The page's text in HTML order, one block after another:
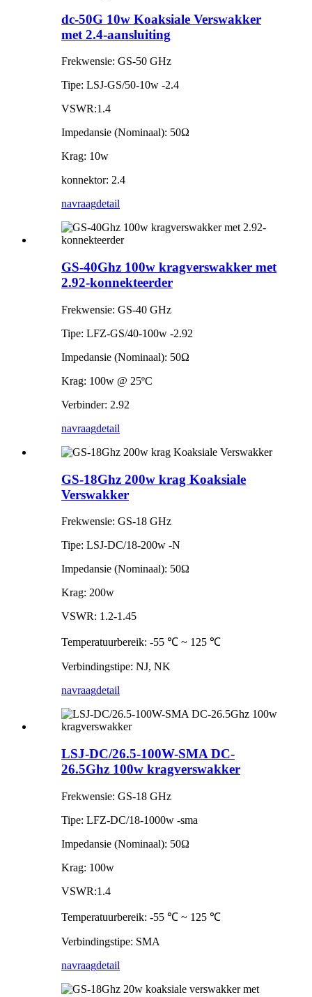
dc-50G 10w Koaksiale Verswakker
met 2.4-aansluiting
Frekwensie: GS-50 GHz
Tipe: LSJ-GS/50-10w -2.4
VSWR:1.4
Impedansie (Nominaal): 50Ω
Krag: 10w
konnektor: 2.4
navraagdetail
GS-40Ghz 100w kragverswakker met
2.92-konnekteerder
Frekwensie: GS-40 GHz
Tipe: LFZ-GS/40-100w -2.92
Impedansie (Nominaal): 50Ω
Krag: 100w @ 25ºC
Verbinder: 2.92
navraagdetail
GS-18Ghz 200w krag Koaksiale
Verswakker
Frekwensie: GS-18 GHz
Tipe: LSJ-DC/18-200w -N
Impedansie (Nominaal): 50Ω
Krag: 200w
VSWR: 1.2-1.45
Temperatuurbereik: -55 ℃ ~ 125 ℃
Verbindingstipe: NJ, NK
navraagdetail
LSJ-DC/26.5-100W-SMA DC-
26.5Ghz 100w kragverswakker
Frekwensie: GS-18 GHz
Tipe: LFZ-DC/18-1000w -sma
Impedansie (Nominaal): 50Ω
Krag: 100w
VSWR:1.4
Temperatuurbereik: -55 ℃ ~ 125 ℃
Verbindingstipe: SMA
navraagdetail